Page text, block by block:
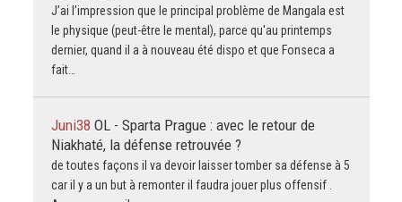
J’ai l’impression que le principal problème de Mangala est
le physique (peut-être le mental), parce qu'au printemps
dernier, quand il a à nouveau été dispo et que Fonseca a
fait…
Juni38 OL - Sparta Prague : avec le retour de
Niakhaté, la défense retrouvée ?
de toutes façons il va devoir laisser tomber sa défense à 5
car il y a un but à remonter il faudra jouer plus offensif .